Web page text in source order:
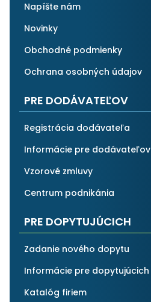
Napíšte nám
Novinky
Obchodné podmienky
Ochrana osobných údajov
PRE DODÁVATEĽOV
Registrácia dodávateľa
Informácie pre dodávateľov
Vzorové zmluvy
Centrum podnikánia
PRE DOPYTUJÚCICH
Zadanie nového dopytu
Informácie pre dopytujúcich
Katalóg firiem